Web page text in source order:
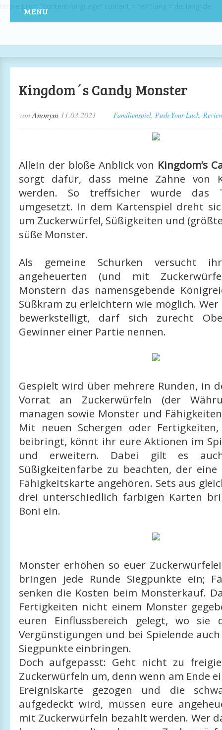
MENU
Kingdom´s Candy Monster
vonAnonym 11.03.2021 Familienspiel, Push-Your-Luck, Review
Allein der bloße Anblick von Kingdom’s
sorgt dafür, dass meine Zähne von
werden. So treffsicher wurde das
umgesetzt. In dem Kartenspiel dreht
um Zuckerwürfel, Süßigkeiten und
süße Monster.
Als gemeine Schurken versucht
angeheuerten (und mit
Monstern das namensgebende
Süßkram zu erleichtern wie möglich.
bewerkstelligt, darf sich zurecht
Gewinner einer Partie nennen.
Gespielt wird über mehrere Runden, in
Vorrat an Zuckerwürfeln (der
managen sowie Monster und
Mit neuen Schergen oder
beibringt, könnt ihr eure Aktionen im
und erweitern. Dabei gilt es
Süßigkeitenfarbe zu beachten, der
Fähigkeitskarte angehören. Sets aus
drei unterschiedlich farbigen Karten
Boni ein.
Monster erhöhen so euer
bringen jede Runde Siegpunkte ein;
senken die Kosten beim Monsterkauf.
Fertigkeiten nicht einem Monster
euren Einflussbereich gelegt, wo sie
Vergünstigungen und bei Spielende
Siegpunkte einbringen.
Doch aufgepasst: Geht nicht zu
Zuckerwürfeln um, denn wenn am Ende
Ereigniskarte gezogen und die
aufgedeckt wird, müssen eure
mit Zuckerwürfeln bezahlt werden. Wer